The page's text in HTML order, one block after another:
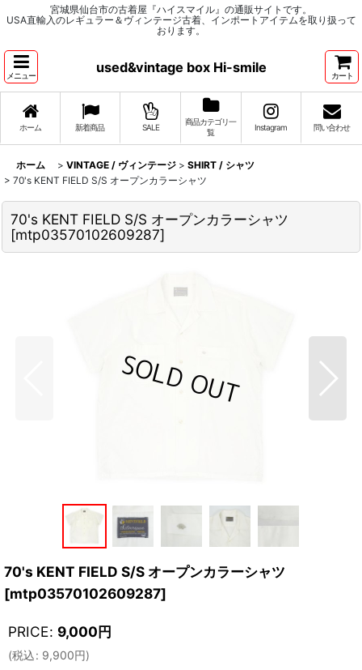
宮城県仙台市の古着屋『ハイスマイル』の通販サイトです。
USA直輸入のレギュラー＆ヴィンテージ古着、インポートアイテムを取り扱って
おります。
メニュー
used&vintage box Hi-smile
カート
ホーム 新着商品 SALE
商品カテゴリ一
覧
Instagram 問い合わせ
ホーム > VINTAGE / ヴィンテージ > SHIRT / シャツ
> 70's KENT FIELD S/S オープンカラーシャツ
70's KENT FIELD S/S オープンカラーシャツ
[mtp03570102609287]
70's KENT FIELD S/S オープンカラーシャツ
[mtp03570102609287]
PRICE: 9,000円
(税込: 9,900円)